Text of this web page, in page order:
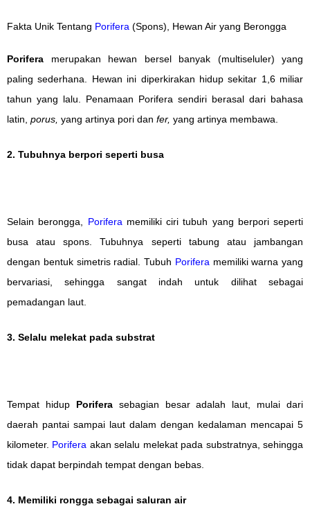
Fakta Unik Tentang Porifera (Spons), Hewan Air yang Berongga
Porifera merupakan hewan bersel banyak (multiseluler) yang
paling sederhana. Hewan ini diperkirakan hidup sekitar 1,6 miliar
tahun yang lalu. Penamaan Porifera sendiri berasal dari bahasa
latin, porus, yang artinya pori dan fer, yang artinya membawa.
2. Tubuhnya berpori seperti busa
Selain berongga, Porifera memiliki ciri tubuh yang berpori seperti
busa atau spons. Tubuhnya seperti tabung atau jambangan
dengan bentuk simetris radial. Tubuh Porifera memiliki warna yang
bervariasi, sehingga sangat indah untuk dilihat sebagai
pemadangan laut.
3. Selalu melekat pada substrat
Tempat hidup Porifera sebagian besar adalah laut, mulai dari
daerah pantai sampai laut dalam dengan kedalaman mencapai 5
kilometer. Porifera akan selalu melekat pada substratnya, sehingga
tidak dapat berpindah tempat dengan bebas.
4. Memiliki rongga sebagai saluran air